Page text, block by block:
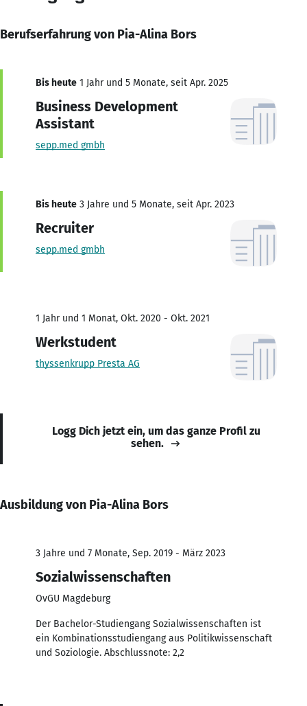
Berufserfahrung von Pia-Alina Bors
Bis heute 1 Jahr und 5 Monate, seit Apr. 2025
Business Development
Assistant
sepp.med gmbh
Bis heute 3 Jahre und 5 Monate, seit Apr. 2023
Recruiter
sepp.med gmbh
1 Jahr und 1 Monat, Okt. 2020 - Okt. 2021
Werkstudent
thyssenkrupp Presta AG
Logg Dich jetzt ein, um das ganze Profil zu
sehen.
Ausbildung von Pia-Alina Bors
3 Jahre und 7 Monate, Sep. 2019 - März 2023
Sozialwissenschaften
OvGU Magdeburg
Der Bachelor-Studiengang Sozialwissenschaften ist
ein Kombinationsstudiengang aus Politikwissenschaft
und Soziologie. Abschlussnote: 2,2